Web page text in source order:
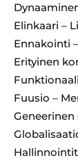
Elinkaari –
Ennakointi
Erityinen
Fuusio –
Geneerinen